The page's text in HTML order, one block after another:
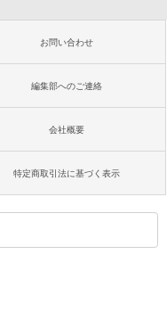
お問い合わせ
編集部へのご連絡
会社概要
特定商取引法に基づく表示